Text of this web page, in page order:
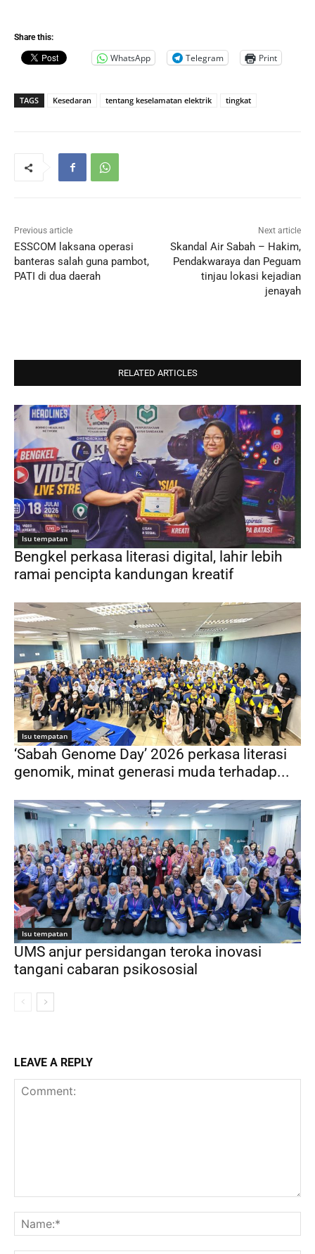
Share this:
WhatsApp Telegram Print
TAGS Kesedaran tentang keselamatan elektrik tingkat
Previous article
ESSCOM laksana operasi
banteras salah guna pambot,
PATI di dua daerah
Next article
Skandal Air Sabah – Hakim,
Pendakwaraya dan Peguam
tinjau lokasi kejadian
jenayah
RELATED ARTICLES
Isu tempatan
Bengkel perkasa literasi digital, lahir lebih
ramai pencipta kandungan kreatif
Isu tempatan
‘Sabah Genome Day’ 2026 perkasa literasi
genomik, minat generasi muda terhadap...
Isu tempatan
UMS anjur persidangan teroka inovasi
tangani cabaran psikososial
LEAVE A REPLY